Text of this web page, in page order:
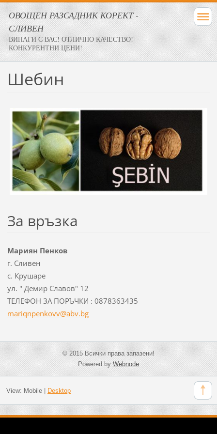
ОВОЩЕН РАЗСАДНИК КОРЕКТ -
СЛИВЕН
ВИНАГИ С ВАС! ОТЛИЧНО КАЧЕСТВО!
КОНКУРЕНТНИ ЦЕНИ!
Шебин
За връзка
Мариян Пенков
г. Сливен
с. Крушаре
ул. " Демир Славов" 12
ТЕЛЕФОН ЗА ПОРЪЧКИ : 0878363435
mariqnpenkovv@abv.bg
© 2015 Всички права запазени!
Powered byWebnode
View: Mobile| Desktop